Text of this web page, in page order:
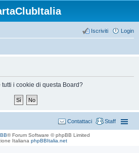
Login
Iscriviti
i cookie di questa Board?
Staff
Contattaci
® Forum Software © phpBB Limited
Italiana phpBBItalia.net